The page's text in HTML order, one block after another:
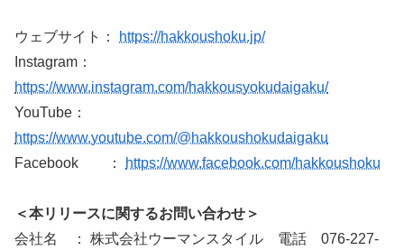
ウェブサイト：
https://hakkoushoku.jp/
Instagram：
https://www.instagram.com/hakkousyokudaigaku/
YouTube：
https://www.youtube.com/@hakkoushokudaigaku
Facebook ：
https://www.facebook.com/hakkoushoku
＜本リリースに関するお問い合わせ＞
会社名 ： 株式会社ウーマンスタイル 電話 076-227-